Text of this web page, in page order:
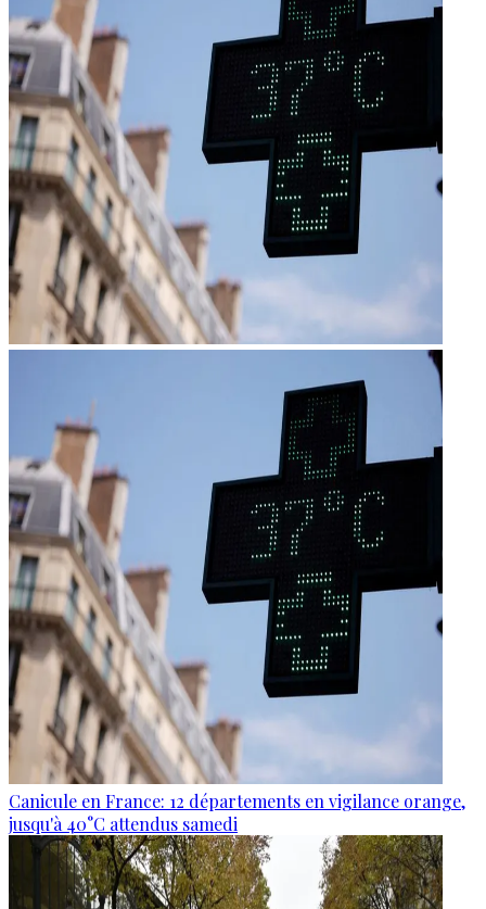
Canicule en France: 12 départements en vigilance orange,
jusqu'à 40°C attendus samedi